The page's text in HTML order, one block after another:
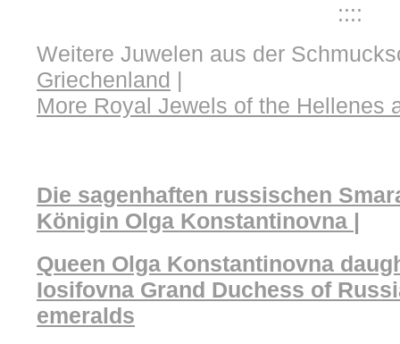
::::
Weitere Juwelen aus der
Griechenland |
More Royal Jewels of the Hellenes
Die sagenhaften russischen
Königin Olga Konstantinovna |
Queen Olga Konstantinovna
Iosifovna Grand Duchess of
emeralds